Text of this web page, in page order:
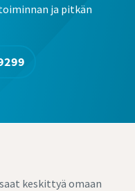
ja pitkän
keskittyä omaan